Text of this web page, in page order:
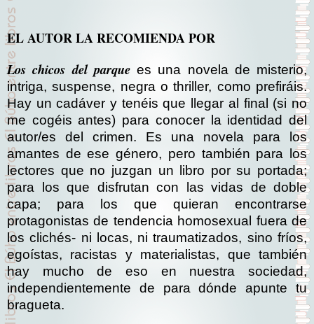
EL AUTOR LA RECOMIENDA POR
Los chicos del parquees una novela de misterio,
intriga, suspense, negra o thriller, como prefiráis.
Hay un cadáver y tenéis que llegar al final (si no
me cogéis antes) para conocer la identidad del
autor/es del crimen. Es una novela para los
amantes de ese género, pero también para los
lectores que no juzgan un libro por su portada;
para los que disfrutan con las vidas de doble
capa; para los que quieran encontrarse
protagonistas de tendencia homosexual fuera de
los clichés- ni locas, ni traumatizados, sino fríos,
egoístas, racistas y materialistas, que también
hay mucho de eso en nuestra sociedad,
independientemente de para dónde apunte tu
bragueta.